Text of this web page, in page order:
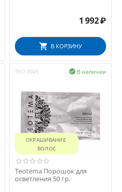
1 992₽
В КОРЗИНУ
TEO 0045 В наличии

ОКРАШИВАНИЕ
ВОЛОС
Teotema Порошок для
осветления 50 гр.